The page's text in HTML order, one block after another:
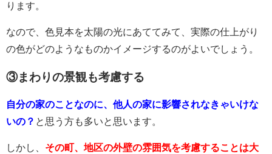
ります。
なので、色見本を太陽の光にあててみて、実際の仕上がり
の色がどのようなものかイメージするのがよいでしょう。
③まわりの景観も考慮する
自分の家のことなのに、他人の家に影響されなきゃいけな
いの？ と思う方も多いと思います。
しかし、 その町、地区の外壁の雰囲気を考慮することは大